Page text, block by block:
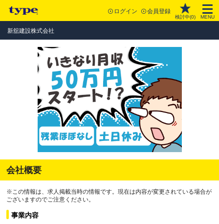
ログイン 会員登録
検討中(0) MENU
新舘建設株式会社
会社概要
※この情報は、求人掲載当時の情報です。現在は内容が変更されている場合が
ございますのでご注意ください。
事業内容